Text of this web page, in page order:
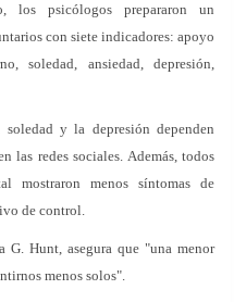
los psicólogos prepararon un
con siete indicadores: apoyo
soledad, ansiedad, depresión,
y la depresión dependen
las redes sociales. Además, todos
mostraron menos síntomas de
de control.
G. Hunt, asegura que "una menor
menos solos".